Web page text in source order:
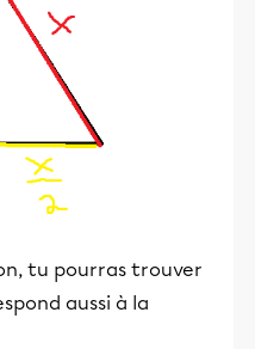
tu pourras trouver
aussi à la